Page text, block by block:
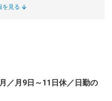
を見る
／月9日～11日休／日勤の